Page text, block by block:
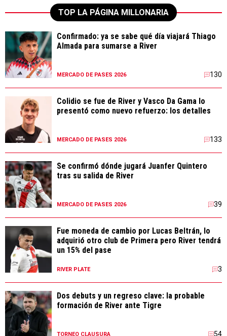
TOP LA PÁGINA MILLONARIA
Confirmado: ya se sabe qué día viajará Thiago
Almada para sumarse a River
MERCADO DE PASES 2026 130
Colidio se fue de River y Vasco Da Gama lo
presentó como nuevo refuerzo: los detalles
MERCADO DE PASES 2026 133
Se confirmó dónde jugará Juanfer Quintero
tras su salida de River
MERCADO DE PASES 2026 39
Fue moneda de cambio por Lucas Beltrán, lo
adquirió otro club de Primera pero River tendrá
un 15% del pase
RIVER PLATE 3
Dos debuts y un regreso clave: la probable
formación de River ante Tigre
TORNEO CLAUSURA 54